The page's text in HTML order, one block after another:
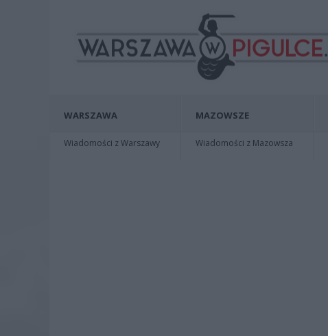
WARSZAWA
Wiadomości z Warszawy
MAZOWSZE
Wiadomości z Mazowsza